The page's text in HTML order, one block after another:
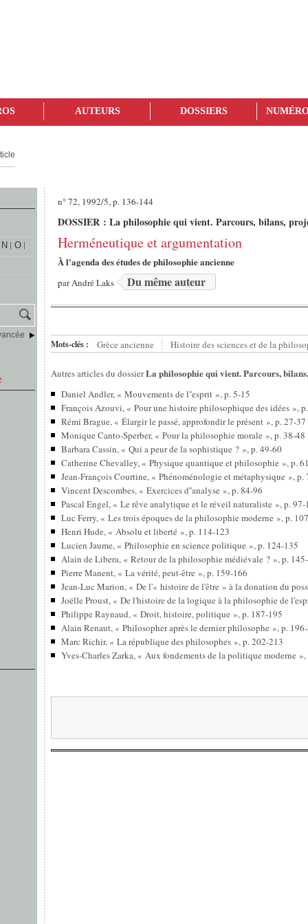
AUTEURS DOSSIERS
N
O
n° 72, 1992/5, p. 136-144
DOSSIER : La philosophie qui vient. Parcours, bilans,
Herméneutique et argumentation
À l'agenda des études de philosophie ancienne
parAndré Laks Du même auteur
Mots-clés : Grèce ancienne Histoire des sciences et de la
Autres articles du dossierLa philosophie qui vient. Parcours,
Daniel Andler, « Mouvements de l''esprit », p. 5-15
François Azouvi, « Pour une histoire philosophique des idées »,
Rémi Brague, « Élargir le passé, approfondir le présent », p. 27-37
Monique Canto-Sperber, « Pour la philosophie morale », p. 38-48
Barbara Cassin, « Qui a peur de la sophistique ? », p. 49-60
Catherine Chevalley, « Physique quantique et philosophie », p.
Jean-François Courtine, « Phénoménologie et métaphysique », p.
Vincent Descombes, « Exercices d''analyse », p. 84-96
Pascal Engel, « Le rêve analytique et le réveil naturaliste », p. 97-
Luc Ferry, « Les trois époques de la philosophie moderne », p.
Henri Hude, « Absolu et liberté », p. 114-123
Lucien Jaume, « Philosophie en science politique », p. 124-135
Alain de Libera, « Retour de la philosophie médiévale ? », p.
Pierre Manent, « La vérité, peut-être », p. 159-166
Jean-Luc Marion, « De l'« histoire de l'être » à la donation du
Joëlle Proust, « De l'histoire de la logique à la philosophie de
Philippe Raynaud, « Droit, histoire, politique », p. 187-195
Alain Renaut, « Philosopher après le dernier philosophe », p.
Marc Richir, « La république des philosophes », p. 202-213
Yves-Charles Zarka, « Aux fondements de la politique moderne